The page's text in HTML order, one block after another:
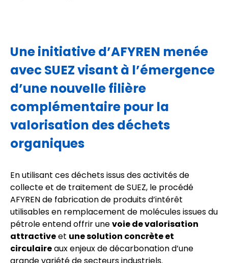
Une initiative d’AFYREN menée
avec SUEZ visant à l’émergence
d’une nouvelle filière
complémentaire pour la
valorisation des déchets
organiques
En utilisant ces déchets issus des activités de
collecte et de traitement de SUEZ, le procédé
AFYREN de fabrication de produits d’intérêt
utilisables en remplacement de molécules issues du
pétrole entend offrir unevoie de valorisation
attractiveet une solution concrète et
circulaireaux enjeux de décarbonation d’une